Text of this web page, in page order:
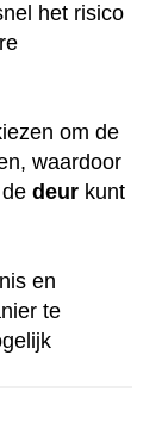
het risico
om de
waardoor
deur kunt
en
te